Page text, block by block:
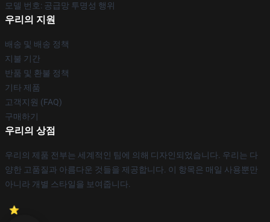
모델 번호: 공급망 투명성 행위
우리의 지원
배송 및 배송 정책
지불 기간
반품 및 환불 정책
기타 제품
고객지원 (FAQ)
구매하기
우리의 상점
우리의 제품 전부는 세계적인 팀에 의해 디자인되었습니다. 우리는 다
양한 고품질과 아름다운 것들을 제공합니다. 이 항목은 매일 사용뿐만
아니라 개별 스타일을 보여줍니다.